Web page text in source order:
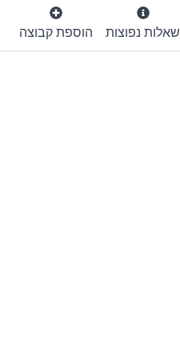
שאלות נפוצות הוספת קבוצה